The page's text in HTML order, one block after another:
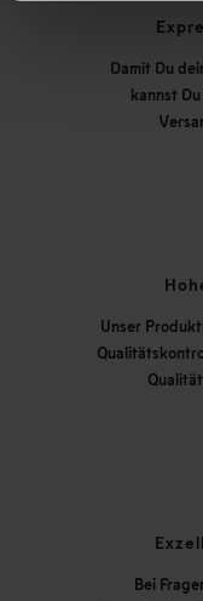
Damit Du
kannst
Unser
Bei